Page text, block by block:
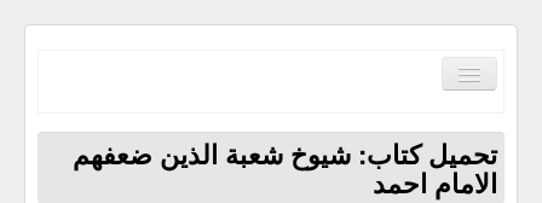
Toggle
Navigation
تحميل كتاب: شيوخ شعبة الذين ضعفهم
الامام احمد